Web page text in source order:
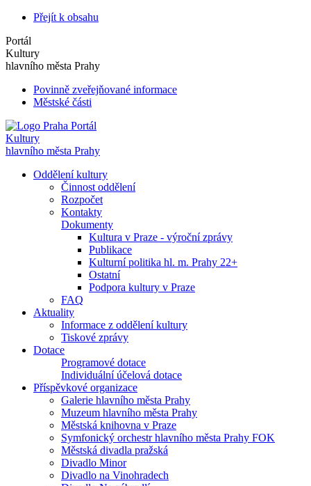
Přejít k obsahu
Portál
Kultury
hlavního města Prahy
Povinně zveřejňované informace
Městské části
Portál
Kultury
hlavního města Prahy
Oddělení kultury
Činnost oddělení
Rozpočet
Kontakty
Dokumenty
Kultura v Praze - výroční zprávy
Publikace
Kulturní politika hl. m. Prahy 22+
Ostatní
Podpora kultury v Praze
FAQ
Aktuality
Informace z oddělení kultury
Tiskové zprávy
Dotace
Programové dotace
Individuální účelová dotace
Příspěvkové organizace
Galerie hlavního města Prahy
Muzeum hlavního města Prahy
Městská knihovna v Praze
Symfonický orchestr hlavního města Prahy FOK
Městská divadla pražská
Divadlo Minor
Divadlo na Vinohradech